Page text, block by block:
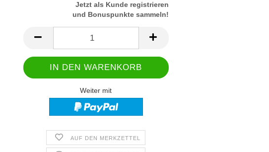
Jetzt als Kunde registrieren
und Bonuspunkte sammeln!
Weiter mit
AUF DEN MERKZETTEL